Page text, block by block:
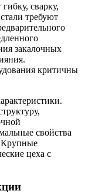
сварку,
требуют
закалочных
критичны
свойства
Крупные
цеха с